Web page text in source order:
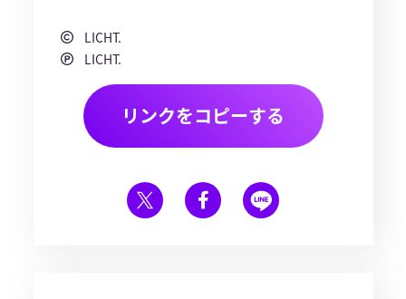
LICHT.
LICHT.
リンクをコピーする